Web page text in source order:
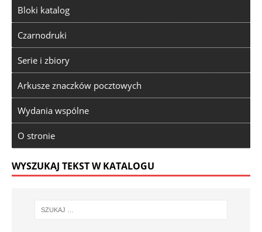
Bloki katalog
Czarnodruki
Serie i zbiory
Arkusze znaczków pocztowych
Wydania wspólne
O stronie
WYSZUKAJ TEKST W KATALOGU